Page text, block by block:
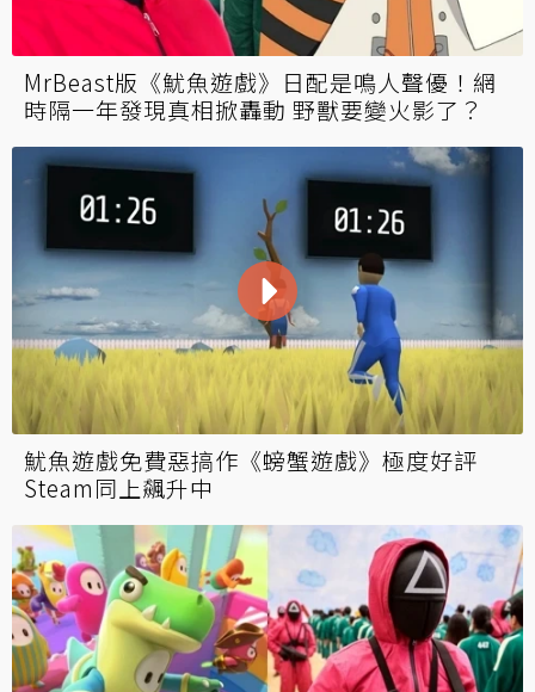
MrBeast版《魷魚遊戲》日配是鳴人聲優！網
時隔一年發現真相掀轟動 野獸要變火影了？
魷魚遊戲免費惡搞作《螃蟹遊戲》極度好評
Steam同上飆升中